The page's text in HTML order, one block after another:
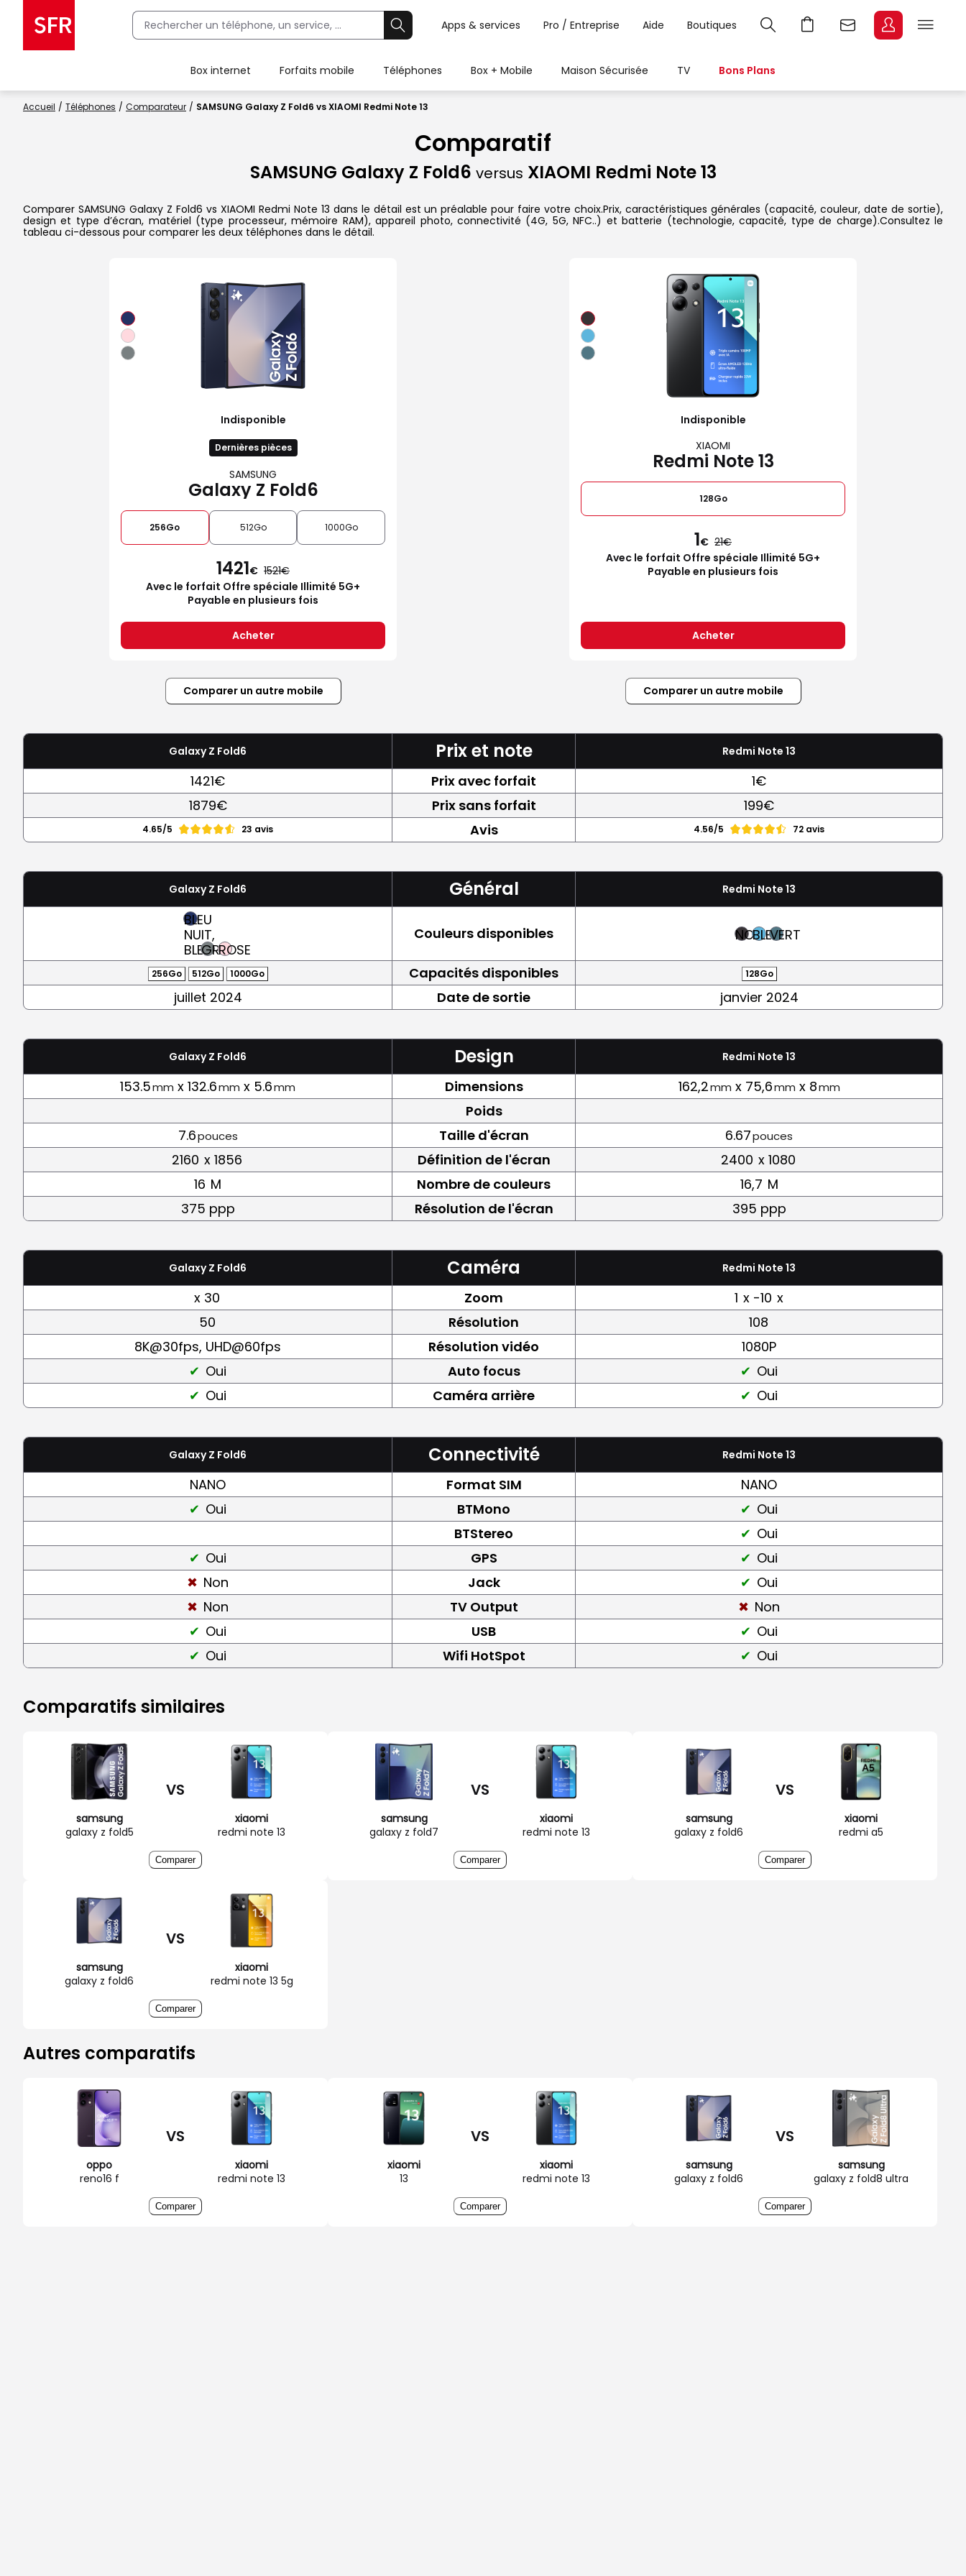
Apps & services Pro / Entreprise Aide Boutiques
Box internet Forfaits mobile Téléphones Box + Mobile Maison Sécurisée TV Bons Plans
Accueil Téléphones Comparateur SAMSUNG Galaxy Z Fold6 vs XIAOMI Redmi Note 13
Comparatif
SAMSUNG Galaxy Z Fold6 versus XIAOMI Redmi Note 13
Comparer SAMSUNG Galaxy Z Fold6 vs XIAOMI Redmi Note 13 dans le détail est un préalable pour faire votre choix.Prix, caractéristiques générales (capacité, couleur, date de sortie),
design et type d’écran, matériel (type processeur, mémoire RAM), appareil photo, connectivité (4G, 5G, NFC..) et batterie (technologie, capacité, type de charge).Consultez le
tableau ci-dessous pour comparer les deux téléphones dans le détail.
Indisponible
Dernières pièces
SAMSUNG
Galaxy Z Fold6
256Go 512Go 1000Go
1421€ 1521
Avec le forfait Offre spéciale Illimité 5G+
Payable en plusieurs fois
Acheter
Indisponible
XIAOMI
Redmi Note 13
128Go
1€ 21
Avec le forfait Offre spéciale Illimité 5G+
Payable en plusieurs fois
Acheter
Comparer un autre mobile Comparer un autre mobile
Galaxy Z Fold6 Prix et note Redmi Note 13
1421€ Prix avec forfait
1€
1879€
Prix sans forfait 199€
4.65/5 23 avis Avis 4.56/5 72 avis
Galaxy Z Fold6 Général Redmi Note 13
BLEU
NUIT,
BLEUGRISROSE
Couleurs disponibles NOIRBLEUVERT
256Go 512Go 1000Go Capacités disponibles 128Go
juillet 2024 Date de sortie janvier 2024
Galaxy Z Fold6 Design Redmi Note 13
153.5mm x 132.6mm x 5.6mm Dimensions 162,2mm x 75,6mm x 8mm
Poids
7.6pouces Taille d'écran 6.67pouces
2160 x 1856 Définition de l'écran 2400 x 1080
16 M Nombre de couleurs 16,7 M
375 ppp
Résolution de l'écran 395 ppp
Galaxy Z Fold6 Caméra Redmi Note 13
x 30 Zoom 1 x -10 x
50
Résolution
108
8K@30fps, UHD@60fps
Résolution vidéo
1080P
Oui
Auto focus
Oui
Oui
Caméra arrière Oui
Galaxy Z Fold6 Connectivité Redmi Note 13
NANO Format SIM
NANO
Oui
BTMono
Oui
BTStereo
Oui
Oui
GPS
Oui
Non
Jack
Oui
Non
TV Output
Non
Oui
USB
Oui
Oui
Wifi HotSpot Oui
Comparatifs similaires
samsung
galaxy z fold5
VS
xiaomi
redmi note 13
Comparer
samsung
galaxy z fold7
VS
xiaomi
redmi note 13
Comparer
samsung
galaxy z fold6
VS
xiaomi
redmi a5
Comparer
samsung
galaxy z fold6
VS
xiaomi
redmi note 13 5g
Comparer
Autres comparatifs
oppo
reno16 f
VS
xiaomi
redmi note 13
Comparer
xiaomi
13
VS
xiaomi
redmi note 13
Comparer
samsung
galaxy z fold6
VS
samsung
galaxy z fold8 ultra
Comparer